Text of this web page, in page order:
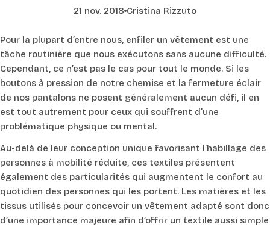
21 nov. 2018 Cristina Rizzuto
Pour la plupart d’entre nous, enfiler un vêtement est une
tâche routinière que nous exécutons sans aucune difficulté.
Cependant, ce n’est pas le cas pour tout le monde. Si les
boutons à pression de notre chemise et la fermeture éclair
de nos pantalons ne posent généralement aucun défi, il en
est tout autrement pour ceux qui souffrent d’une
problématique physique ou mental.
Au-delà de leur conception unique favorisant l’habillage des
personnes à mobilité réduite, ces textiles présentent
également des particularités qui augmentent le confort au
quotidien des personnes qui les portent. Les matières et les
tissus utilisés pour concevoir un vêtement adapté sont donc
d’une importance majeure afin d’offrir un textile aussi simple